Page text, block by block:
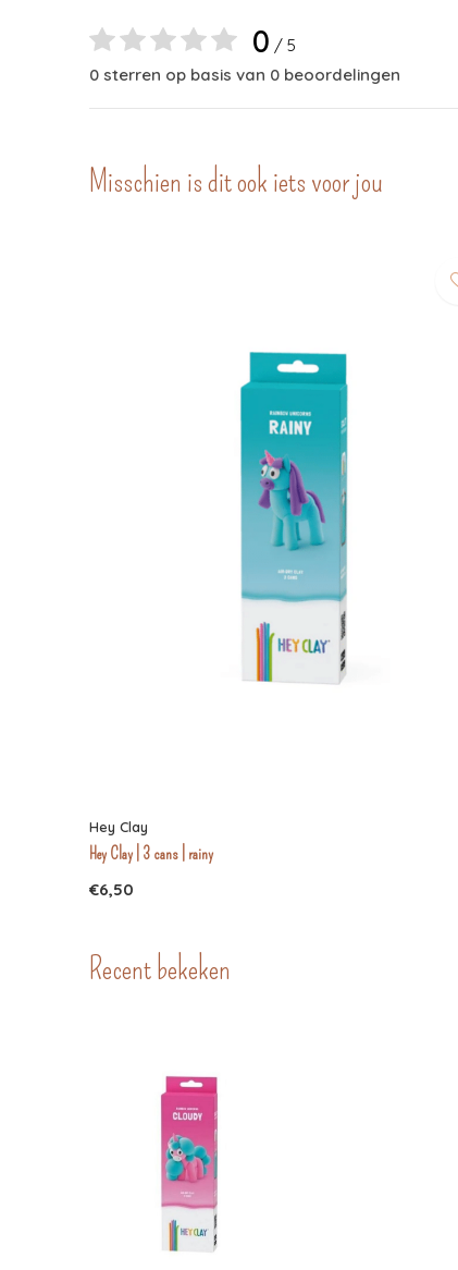
0 / 5
0 sterren op basis van 0 beoordelingen
Misschien is dit ook iets voor jou
Hey Clay
Hey Clay | 3 cans | rainy
€6,50
Recent bekeken